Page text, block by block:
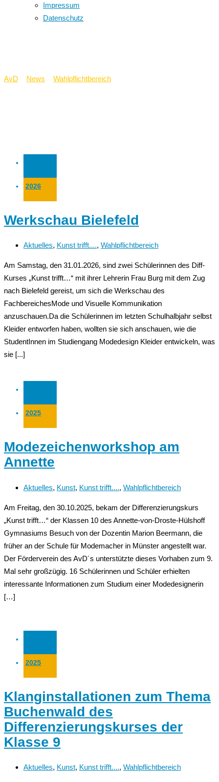
Impressum
Datenschutz
AvD News Wahlpflichtbereich
2026
Werkschau Bielefeld
Aktuelles, Kunst trifft...., Wahlpflichtbereich
Am Samstag, den 31.01.2026, sind zwei Schülerinnen des Diff-
Kurses „Kunst trifft…“ mit ihrer Lehrerin Frau Burg mit dem Zug
nach Bielefeld gereist, um sich die Werkschau des
FachbereichesMode und Visuelle Kommunikation
anzuschauen.Da die Schülerinnen im letzten Schulhalbjahr selbst
Kleider entworfen haben, wollten sie sich anschauen, wie die
StudentInnen im Studiengang Modedesign Kleider entwickeln, was
sie [...]
2025
Modezeichenworkshop am
Annette
Aktuelles, Kunst, Kunst trifft...., Wahlpflichtbereich
Am Freitag, den 30.10.2025, bekam der Differenzierungskurs
„Kunst trifft…“ der Klassen 10 des Annette-von-Droste-Hülshoff
Gymnasiums Besuch von der Dozentin Marion Beermann, die
früher an der Schule für Modemacher in Münster angestellt war.
Der Förderverein des AvD´s unterstützte dieses Vorhaben zum 9.
Mal sehr großzügig. 16 Schülerinnen und Schüler erhielten
interessante Informationen zum Studium einer Modedesignerin
[…]
2025
Klanginstallationen zum Thema
Buchenwald des
Differenzierungskurses der
Klasse 9
Aktuelles, Kunst, Kunst trifft...., Wahlpflichtbereich